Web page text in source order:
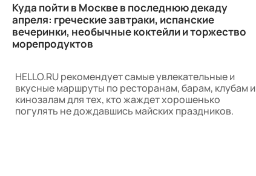
Куда пойти в Москве в последнюю декаду
апреля: греческие завтраки, испанские
вечеринки, необычные коктейли и торжество
морепродуктов
HELLO.RU рекомендует самые увлекательные и
вкусные маршруты по ресторанам, барам, клубам и
кинозалам для тех, кто жаждет хорошенько
погулять не дождавшись майских праздников.